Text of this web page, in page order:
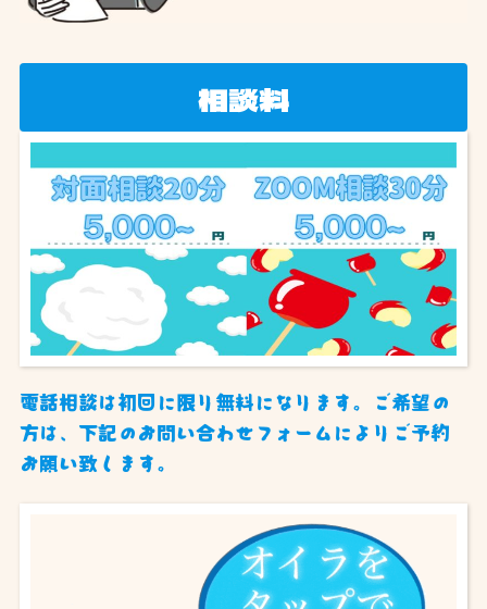
相談料
電話相談は初回に限り無料になります。ご希望の
方は、下記のお問い合わせフォームによりご予約
お願い致します。